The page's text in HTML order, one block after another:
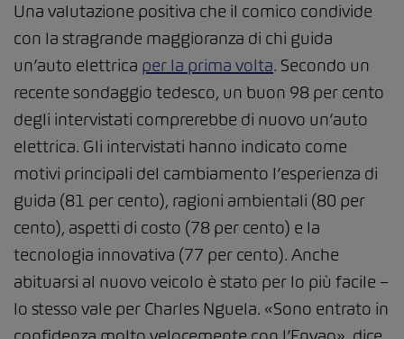
Una valutazione positiva che il comico condivide
con la stragrande maggioranza di chi guida
un’auto elettrica per la prima volta. Secondo un
recente sondaggio tedesco, un buon 98 per cento
degli intervistati comprerebbe di nuovo un’auto
elettrica. Gli intervistati hanno indicato come
motivi principali del cambiamento l’esperienza di
guida (81 per cento), ragioni ambientali (80 per
cento), aspetti di costo (78 per cento) e la
tecnologia innovativa (77 per cento). Anche
abituarsi al nuovo veicolo è stato per lo più facile –
lo stesso vale per Charles Nguela. «Sono entrato in